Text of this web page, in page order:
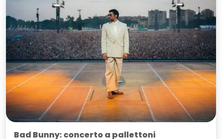
Bad Bunny: concerto a pallettoni